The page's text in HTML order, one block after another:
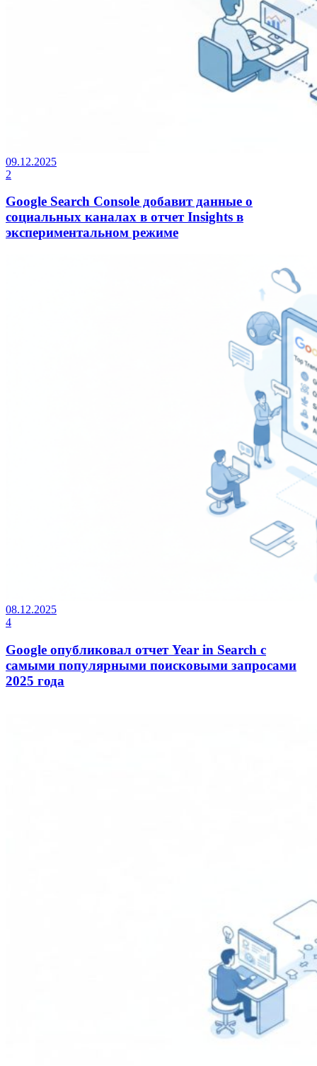
09.12.2025
2
Google Search Console добавит данные о
социальных каналах в отчет Insights в
экспериментальном режиме
08.12.2025
4
Google опубликовал отчет Year in Search с
самыми популярными поисковыми запросами
2025 года